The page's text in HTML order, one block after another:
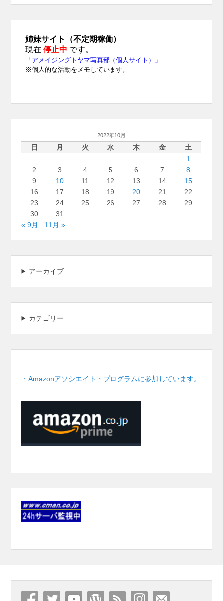
2022年10月
日 月 火 水 木 金
土
1
2
3 4 5 6 7
8
9
10 11 12 13 14
15
16
17 18 19 20 21
22
23
24 25 26 27 28
29
30
31
« 9月
11月 »
アーカイブ
カテゴリー
・Amazonアソシエイト・プログラムに参加しています。